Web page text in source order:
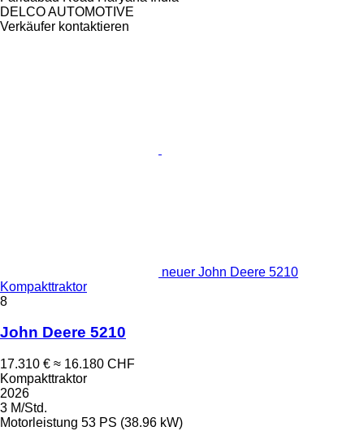
DELCO AUTOMOTIVE
Verkäufer kontaktieren
neuer John Deere 5210
Kompakttraktor
8
John Deere 5210
17.310 € ≈ 16.180 CHF
Kompakttraktor
2026
3 M/Std.
Motorleistung 53 PS (38.96 kW)